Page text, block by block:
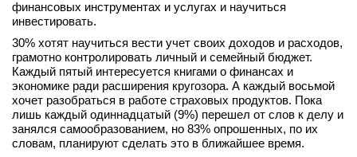
финансовых инструментах и услугах и научиться
инвестировать.
30% хотят научиться вести учет своих доходов и расходов,
грамотно контролировать личный и семейный бюджет.
Каждый пятый интересуется книгами о финансах и
экономике ради расширения кругозора. А каждый восьмой
хочет разобраться в работе страховых продуктов. Пока
лишь каждый одиннадцатый (9%) перешел от слов к делу и
занялся самообразованием, но 83% опрошенных, по их
словам, планируют сделать это в ближайшее время.